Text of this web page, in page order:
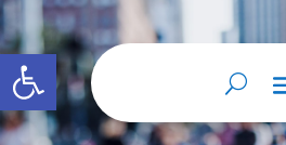
Abrir barra de herramientas